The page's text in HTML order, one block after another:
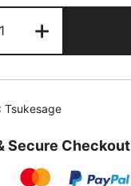
(63)
Röd
Tataki
quantity
+
Tsukesage
Secure Checkout